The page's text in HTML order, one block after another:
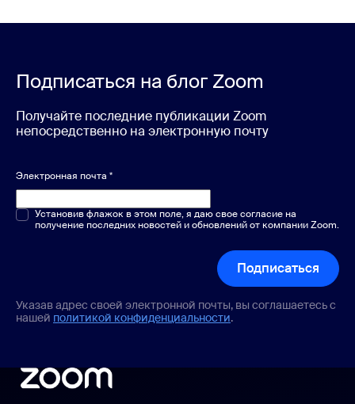
Подписаться на блог Zoom
Получайте последние публикации Zoom
непосредственно на электронную почту
Электронная почта *
Один или несколько вариантов*
Установив флажок в этом поле, я даю свое согласие на
получение последних новостей и обновлений от компании Zoom.
Подписаться
Указав адрес своей электронной почты, вы соглашаетесь с
нашей политикой конфиденциальности.